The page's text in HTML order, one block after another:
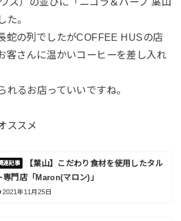
た。
蛇の列でしたがCOFFEE HUSの店
客さんに温かいコーヒーを差し入れ
れるお店っていいですね。
ススメ
【葉山】こだわり食材を使用したタル
専門店「Maron(マロン)」
2021年11月25日